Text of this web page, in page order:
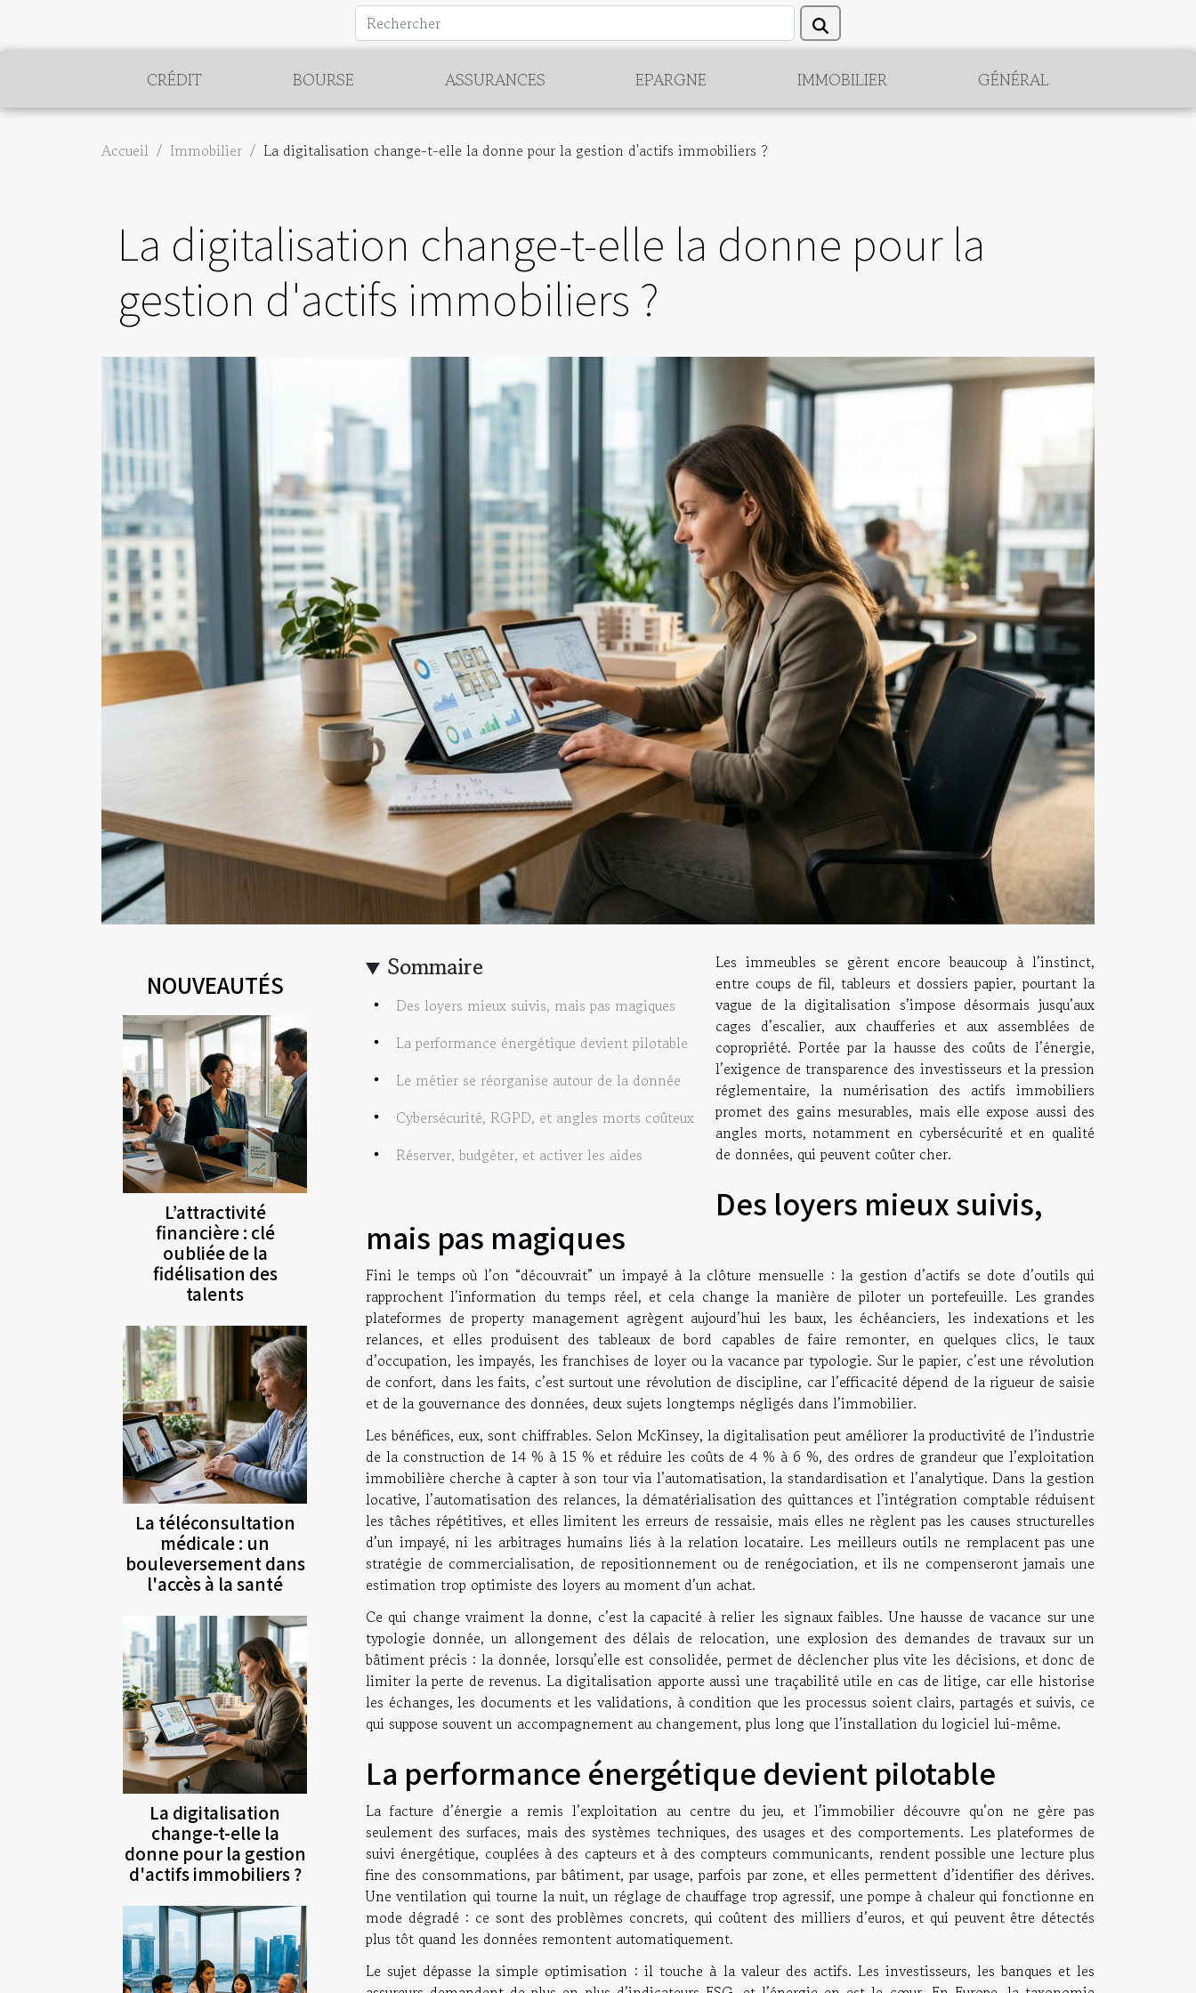
CRÉDIT BOURSE ASSURANCES EPARGNE IMMOBILIER GÉNÉRAL
Accueil Immobilier La digitalisation change-t-elle la donne pour la gestion d'actifs immobiliers ?
La digitalisation change-t-elle la donne pour la
gestion d'actifs immobiliers ?
NOUVEAUTÉS
L’attractivité
financière : clé
oubliée de la
fidélisation des
talents
La téléconsultation
médicale : un
bouleversement dans
l'accès à la santé
La digitalisation
change-t-elle la
donne pour la gestion
d'actifs immobiliers ?
Sommaire
Des loyers mieux suivis, mais pas magiques
La performance énergétique devient pilotable
Le métier se réorganise autour de la donnée
Cybersécurité, RGPD, et angles morts coûteux
Réserver, budgéter, et activer les aides
Les immeubles se gèrent encore beaucoup à l’instinct,
entre coups de fil, tableurs et dossiers papier, pourtant la
vague de la digitalisation s’impose désormais jusqu’aux
cages d’escalier, aux chaufferies et aux assemblées de
copropriété. Portée par la hausse des coûts de l’énergie,
l’exigence de transparence des investisseurs et la pression
réglementaire, la numérisation des actifs immobiliers
promet des gains mesurables, mais elle expose aussi des
angles morts, notamment en cybersécurité et en qualité
de données, qui peuvent coûter cher.
Des loyers mieux suivis,
mais pas magiques
Fini le temps où l’on “découvrait” un impayé à la clôture mensuelle : la gestion d’actifs se dote d’outils qui
rapprochent l’information du temps réel, et cela change la manière de piloter un portefeuille. Les grandes
plateformes de property management agrègent aujourd’hui les baux, les échéanciers, les indexations et les
relances, et elles produisent des tableaux de bord capables de faire remonter, en quelques clics, le taux
d’occupation, les impayés, les franchises de loyer ou la vacance par typologie. Sur le papier, c’est une révolution
de confort, dans les faits, c’est surtout une révolution de discipline, car l’efficacité dépend de la rigueur de saisie
et de la gouvernance des données, deux sujets longtemps négligés dans l’immobilier.
Les bénéfices, eux, sont chiffrables. Selon McKinsey, la digitalisation peut améliorer la productivité de l’industrie
de la construction de 14 % à 15 % et réduire les coûts de 4 % à 6 %, des ordres de grandeur que l’exploitation
immobilière cherche à capter à son tour via l’automatisation, la standardisation et l’analytique. Dans la gestion
locative, l’automatisation des relances, la dématérialisation des quittances et l’intégration comptable réduisent
les tâches répétitives, et elles limitent les erreurs de ressaisie, mais elles ne règlent pas les causes structurelles
d’un impayé, ni les arbitrages humains liés à la relation locataire. Les meilleurs outils ne remplacent pas une
stratégie de commercialisation, de repositionnement ou de renégociation, et ils ne compenseront jamais une
estimation trop optimiste des loyers au moment d’un achat.
Ce qui change vraiment la donne, c’est la capacité à relier les signaux faibles. Une hausse de vacance sur une
typologie donnée, un allongement des délais de relocation, une explosion des demandes de travaux sur un
bâtiment précis : la donnée, lorsqu’elle est consolidée, permet de déclencher plus vite les décisions, et donc de
limiter la perte de revenus. La digitalisation apporte aussi une traçabilité utile en cas de litige, car elle historise
les échanges, les documents et les validations, à condition que les processus soient clairs, partagés et suivis, ce
qui suppose souvent un accompagnement au changement, plus long que l’installation du logiciel lui-même.
La performance énergétique devient pilotable
La facture d’énergie a remis l’exploitation au centre du jeu, et l’immobilier découvre qu’on ne gère pas
seulement des surfaces, mais des systèmes techniques, des usages et des comportements. Les plateformes de
suivi énergétique, couplées à des capteurs et à des compteurs communicants, rendent possible une lecture plus
fine des consommations, par bâtiment, par usage, parfois par zone, et elles permettent d’identifier des dérives.
Une ventilation qui tourne la nuit, un réglage de chauffage trop agressif, une pompe à chaleur qui fonctionne en
mode dégradé : ce sont des problèmes concrets, qui coûtent des milliers d’euros, et qui peuvent être détectés
plus tôt quand les données remontent automatiquement.
Le sujet dépasse la simple optimisation : il touche à la valeur des actifs. Les investisseurs, les banques et les